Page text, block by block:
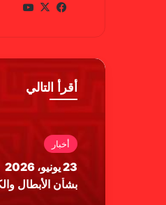
في
وك
X
أقرأ التالي
أخبار
23 يونيو، 2026
بشأن الأبطال